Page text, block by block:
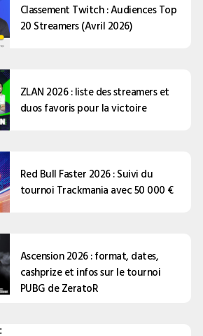
Classement Twitch : Audiences Top
20 Streamers (Avril 2026)
ZLAN 2026 : liste des streamers et
duos favoris pour la victoire
Red Bull Faster 2026 : Suivi du
tournoi Trackmania avec 50 000 €
Ascension 2026 : format, dates,
cashprize et infos sur le tournoi
PUBG de ZeratoR